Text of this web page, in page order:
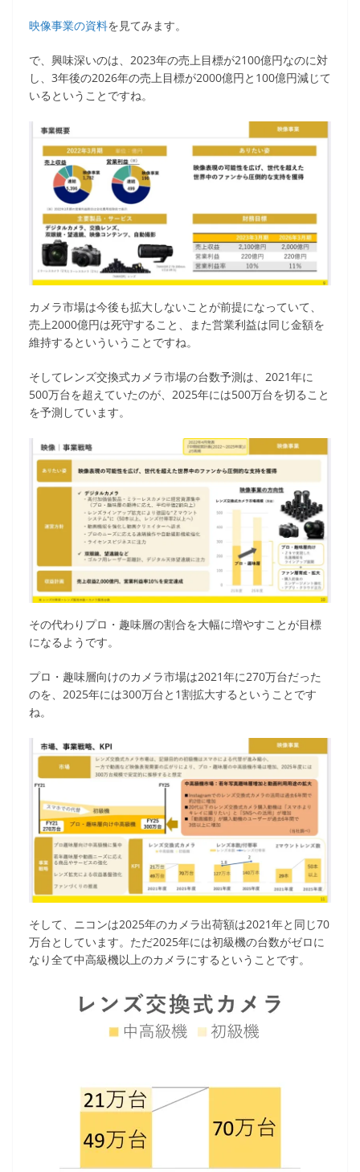
映像事業の資料を見てみます。
で、興味深いのは、2023年の売上目標が2100億円なのに対
し、3年後の2026年の売上目標が2000億円と100億円減じて
いるということですね。
カメラ市場は今後も拡大しないことが前提になっていて、
売上2000億円は死守すること、また営業利益は同じ金額を
維持するといういうことですね。
そしてレンズ交換式カメラ市場の台数予測は、2021年に
500万台を超えていたのが、2025年には500万台を切ること
を予測しています。
その代わりプロ・趣味層の割合を大幅に増やすことが目標
になるようです。
プロ・趣味層向けのカメラ市場は2021年に270万台だった
のを、2025年には300万台と1割拡大するということです
ね。
そして、ニコンは2025年のカメラ出荷額は2021年と同じ70
万台としています。ただ2025年には初級機の台数がゼロに
なり全て中高級機以上のカメラにするということです。